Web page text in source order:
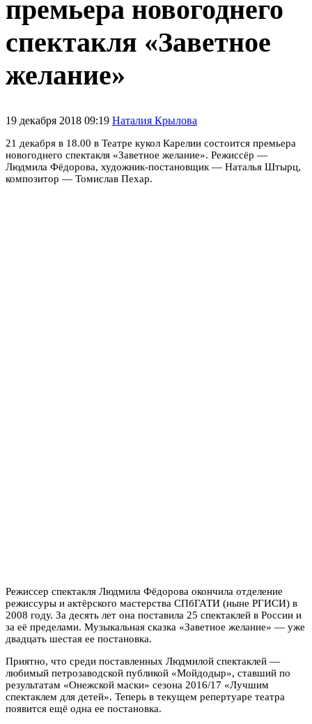
премьера новогоднего
спектакля «Заветное
желание»
19 декабря 2018 09:19 Наталия Крылова
21 декабря в 18.00 в Театре кукол Карелии состоится премьера
новогоднего спектакля «Заветное желание». Режиссёр —
Людмила Фёдорова, художник-постановщик — Наталья Штырц,
композитор — Томислав Пехар.
Режиссер спектакля Людмила Фёдорова окончила отделение
режиссуры и актёрского мастерства СПбГАТИ (ныне РГИСИ) в
2008 году. За десять лет она поставила 25 спектаклей в России и
за её пределами. Музыкальная сказка «Заветное желание» — уже
двадцать шестая ее постановка.
Приятно, что среди поставленных Людмилой спектаклей —
любимый петрозаводской публикой «Мойдодыр», ставший по
результатам «Онежской маски» сезона 2016/17 «Лучшим
спектаклем для детей». Теперь в текущем репертуаре театра
появится ещё одна ее постановка.